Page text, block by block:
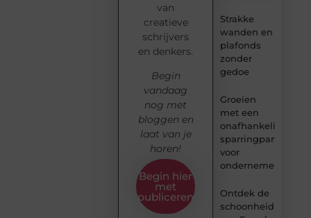
Strakke
wanden en
plafonds
zonder
gedoe
Groeien
met een
onafhankelijke
sparringpartner
voor
ondernemers
Ontdek de
schoonheid
van
creatieve
schrijvers
en denkers.
Begin
vandaag
nog met
bloggen en
laat van je
horen!
Begin hier
met
publiceren